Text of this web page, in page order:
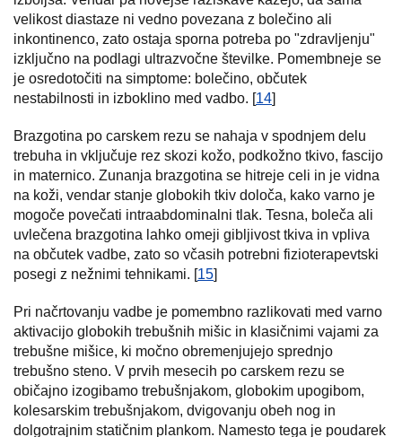
velikost diastaze ni vedno povezana z bolečino ali
inkontinenco, zato ostaja sporna potreba po "zdravljenju"
izključno na podlagi ultrazvočne številke. Pomembneje se
je osredotočiti na simptome: bolečino, občutek
nestabilnosti in izboklino med vadbo. [14]
Brazgotina po carskem rezu se nahaja v spodnjem delu
trebuha in vključuje rez skozi kožo, podkožno tkivo, fascijo
in maternico. Zunanja brazgotina se hitreje celi in je vidna
na koži, vendar stanje globokih tkiv določa, kako varno je
mogoče povečati intraabdominalni tlak. Tesna, boleča ali
uvlečena brazgotina lahko omeji gibljivost tkiva in vpliva
na občutek vadbe, zato so včasih potrebni fizioterapevtski
posegi z nežnimi tehnikami. [15]
Pri načrtovanju vadbe je pomembno razlikovati med varno
aktivacijo globokih trebušnih mišic in klasičnimi vajami za
trebušne mišice, ki močno obremenjujejo sprednjo
trebušno steno. V prvih mesecih po carskem rezu se
običajno izogibamo trebušnjakom, globokim upogibom,
kolesarskim trebušnjakom, dvigovanju obeh nog in
dolgotrajnim statičnim plankom. Namesto tega je poudarek